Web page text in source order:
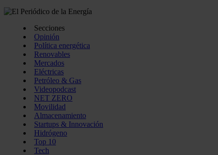
Secciones
Opinión
Política energética
Renovables
Mercados
Eléctricas
Petróleo & Gas
Videopodcast
NET ZERO
Movilidad
Almacenamiento
Startups & Innovación
Hidrógeno
Top 10
Tech